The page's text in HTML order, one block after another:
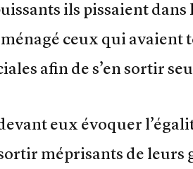
ils pissaient
ceux qui avaient
afin de s’en sortir
eux évoquer
méprisants de leurs